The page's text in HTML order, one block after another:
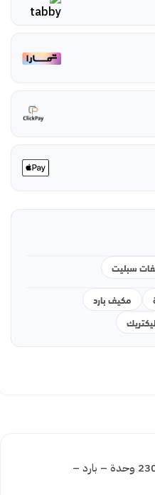
سبليت
مكيف بارد
مكيف سبلت سمارت اليكتريك 23000 وحدة – بارد –